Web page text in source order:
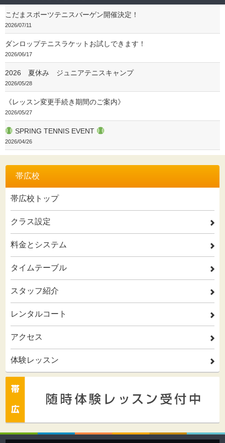
こだまスポーツテニスバーゲン開催決定！
2026/07/11
ダンロップテニスラケットお試しできます！
2026/06/17
2026 夏休み ジュニアテニスキャンプ
2026/05/28
《レッスン変更手続き期間のご案内》
2026/05/27
SPRING TENNIS EVENT
2026/04/26
帯広校
帯広校トップ
クラス設定 2
料金とシステム 2
タイムテーブル 2
スタッフ紹介 2
レンタルコート 2
アクセス 2
体験レッスン 2